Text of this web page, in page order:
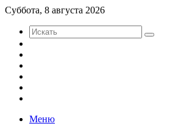
Суббота, 8 августа 2026
Искать
Меню